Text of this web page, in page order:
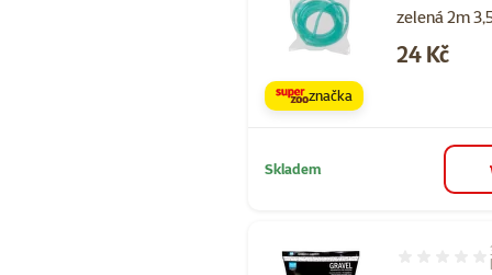
zelená 2m
Cena
24 Kč
značka
Skladem
Hodnocení